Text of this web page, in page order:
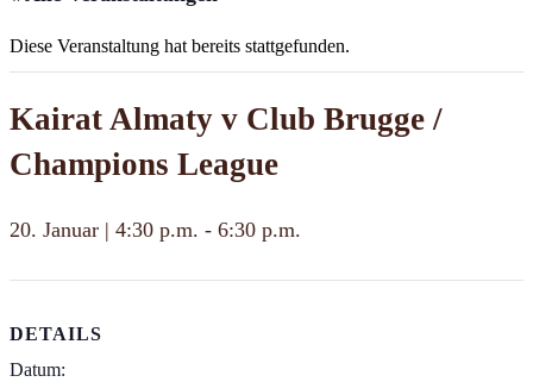
Diese Veranstaltung hat bereits stattgefunden.
Kairat Almaty v Club Brugge /
Champions League
20. Januar | 4:30 p.m. - 6:30 p.m.
DETAILS
Datum: